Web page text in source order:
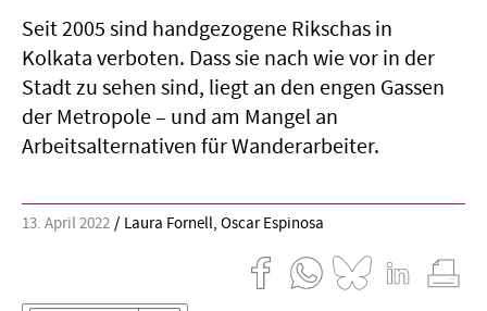
Seit 2005 sind handgezogene Rikschas in
Kolkata verboten. Dass sie nach wie vor in der
Stadt zu sehen sind, liegt an den engen Gassen
der Metropole – und am Mangel an
Arbeitsalternativen für Wanderarbeiter.
13. April 2022 Laura Fornell, Oscar Espinosa